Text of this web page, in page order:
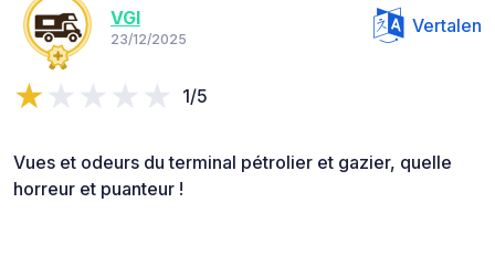
VGI
23/12/2025
Vertalen
1/5
Vues et odeurs du terminal pétrolier et gazier, quelle
horreur et puanteur !